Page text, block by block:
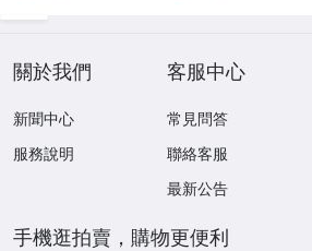
關於我們
新聞中心
服務說明
客服中心
常見問答
聯絡客服
最新公告
手機逛拍賣，購物更便利